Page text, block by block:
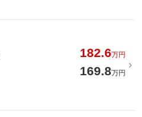
182.6万円
169.8万円